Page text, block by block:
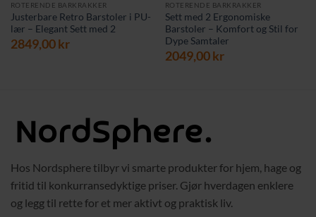
ROTERENDE BARKRAKKER
Justerbare Retro Barstoler i PU-
lær – Elegant Sett med 2
2849,00kr
ROTERENDE BARKRAKKER
Sett med 2 Ergonomiske
Barstoler – Komfort og Stil for
Dype Samtaler
2049,00kr
Hos Nordsphere tilbyr vi smarte produkter for hjem, hage og
fritid til konkurransedyktige priser. Gjør hverdagen enklere
og legg til rette for et mer aktivt og praktisk liv.